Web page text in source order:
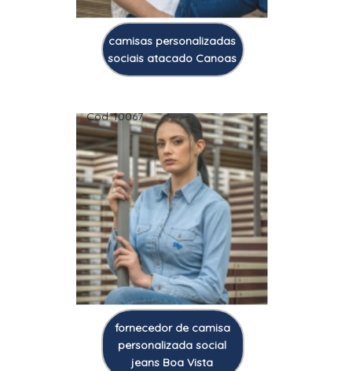
camisas personalizadas
sociais atacado Canoas
Cod.:10067
fornecedor de camisa
personalizada social
jeans Boa Vista